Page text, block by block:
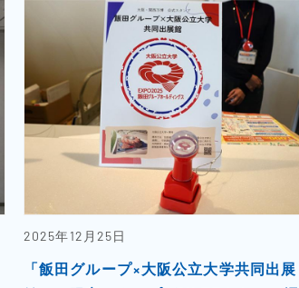
2025年12月25日
「飯田グループ×大阪公立大学共同出展